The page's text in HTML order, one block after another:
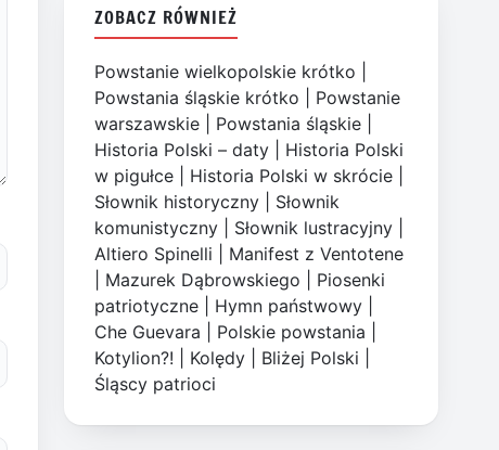
ZOBACZ RÓWNIEŻ
Powstanie wielkopolskie krótko
Powstania śląskie krótko
Powstanie
warszawskie
Powstania śląskie
Historia Polski – daty
Historia Polski
w pigułce
Historia Polski w skrócie
Słownik historyczny
Słownik
komunistyczny
Słownik lustracyjny
Altiero Spinelli
Manifest z Ventotene
Mazurek Dąbrowskiego
Piosenki
patriotyczne
Hymn państwowy
Che Guevara
Polskie powstania
Kotylion?!
Kolędy Bliżej Polski
Śląscy patrioci